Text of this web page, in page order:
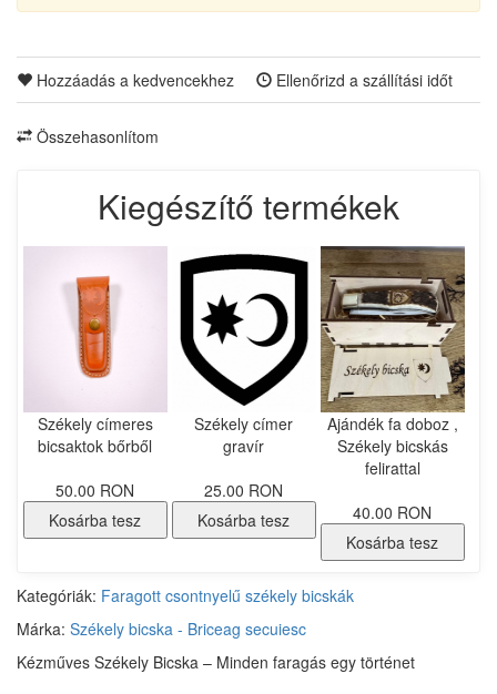
Hozzáadás a kedvencekhez Ellenőrizd a szállítási időt
Összehasonlítom
Kiegészítő termékek
Székely címeres
bicsaktok bőrből
50.00 RON
Kosárba tesz
Székely címer
gravír
25.00 RON
Kosárba tesz
Ajándék fa doboz ,
Székely bicskás
felirattal
40.00 RON
Kosárba tesz
Kategóriák: Faragott csontnyelű székely bicskák
Márka: Székely bicska - Briceag secuiesc
Kézműves Székely Bicska – Minden faragás egy történet